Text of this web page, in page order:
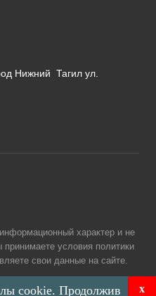
Нижний Тагил ул.
характер и не
условия политики
свои данные на сайте.
cookie. Продолжив x